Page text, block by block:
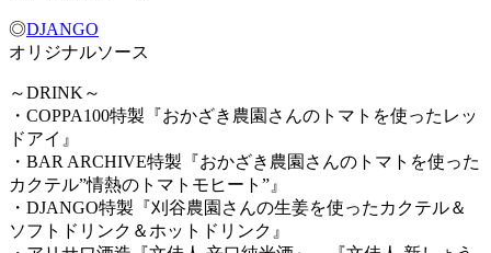
◎DJANGO
オリジナルソース
～DRINK～
・COPPA100特製『おかざき農園さんのトマトを使ったレッ
ドアイ』
・BAR ARCHIVE特製『おかざき農園さんのトマトを使った
カクテル”情熱のトマトモヒート”』
・DJANGO特製『刈谷農園さんの生姜を使ったカクテル＆
ソフトドリンク＆ホットドリンク』